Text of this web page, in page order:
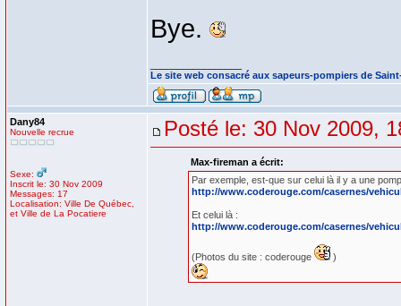
Bye.
Le site web consacré aux sapeurs-pompiers de
Dany84
Nouvelle recrue
Sexe:
Inscrit le: 30 Nov 2009
Messages: 17
Localisation: Ville De Québec,
et Ville de La Pocatiere
Posté le: 30 Nov 2009,
Max-fireman a écrit:
Par exemple, est-que sur celui là il y a une
http://www.coderouge.com/casernes/
Et celui là :
http://www.coderouge.com/casernes/
(Photos du site : coderouge )